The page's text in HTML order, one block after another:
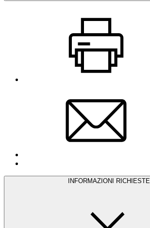
INFORMAZIONI RICHIESTE